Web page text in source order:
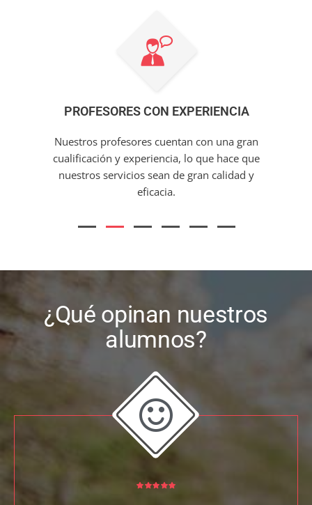
PROFESORES CON EXPERIENCIA
Nuestros profesores cuentan con una gran
cualificación y experiencia, lo que hace que
nuestros servicios sean de gran calidad y
eficacia.
¿Qué opinan nuestros
alumnos?